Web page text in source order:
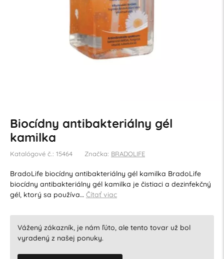
Biocídny antibakteriálny gél
kamilka
Katalógové č.: 15464 Značka: BRADOLIFE
BradoLife biocídny antibakteriálny gél kamilka BradoLife
biocídny antibakteriálny gél kamilka je čistiaci a dezinfekčný
gél, ktorý sa používa… Čítať viac
Vážený zákazník, je nám ľúto, ale tento tovar už bol
vyradený z našej ponuky.